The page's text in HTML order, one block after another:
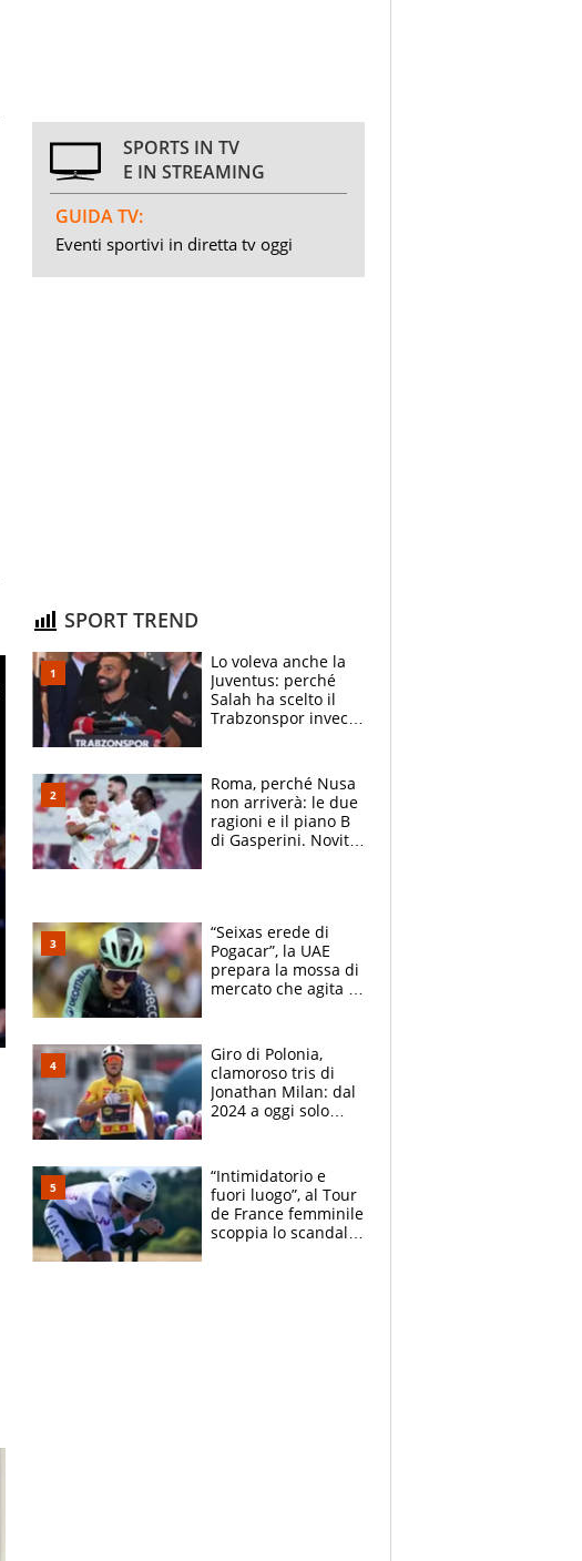
SPORTS IN TV
E IN STREAMING
GUIDA TV:
Eventi sportivi in diretta tv oggi
SPORT TREND
Lo voleva anche la
Juventus: perché
Salah ha scelto il
Trabzonspor invece
Roma, perché Nusa
non arriverà: le due
ragioni e il piano B
di Gasperini. Novità
“Seixas erede di
Pogacar”, la UAE
prepara la mossa di
mercato che agita la
a Burgos
Giro di Polonia,
clamoroso tris di
Jonathan Milan: dal
2024 a oggi solo
e Skerl
“Intimidatorio e
fuori luogo”, al Tour
de France femminile
scoppia lo scandalo: